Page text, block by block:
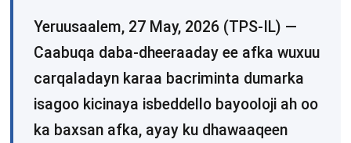
Yeruusaalem, 27 May, 2026 (TPS-IL) —
Caabuqa daba-dheeraaday ee afka wuxuu
carqaladayn karaa bacriminta dumarka
isagoo kicinaya isbeddello bayooloji ah oo
ka baxsan afka, ayay ku dhawaaqeen